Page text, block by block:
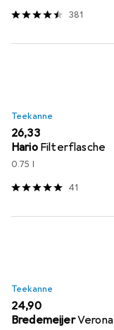
381
Teekanne
EUR
26,33
Hario Filterflasche
0.75 l
41
Teekanne
EUR
24,90
BredemeijerVerona